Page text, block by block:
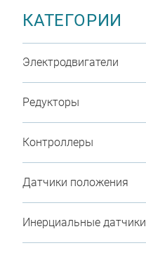
КАТЕГОРИИ
Электродвигатели
Редукторы
Контроллеры
Датчики положения
Инерциальные датчики